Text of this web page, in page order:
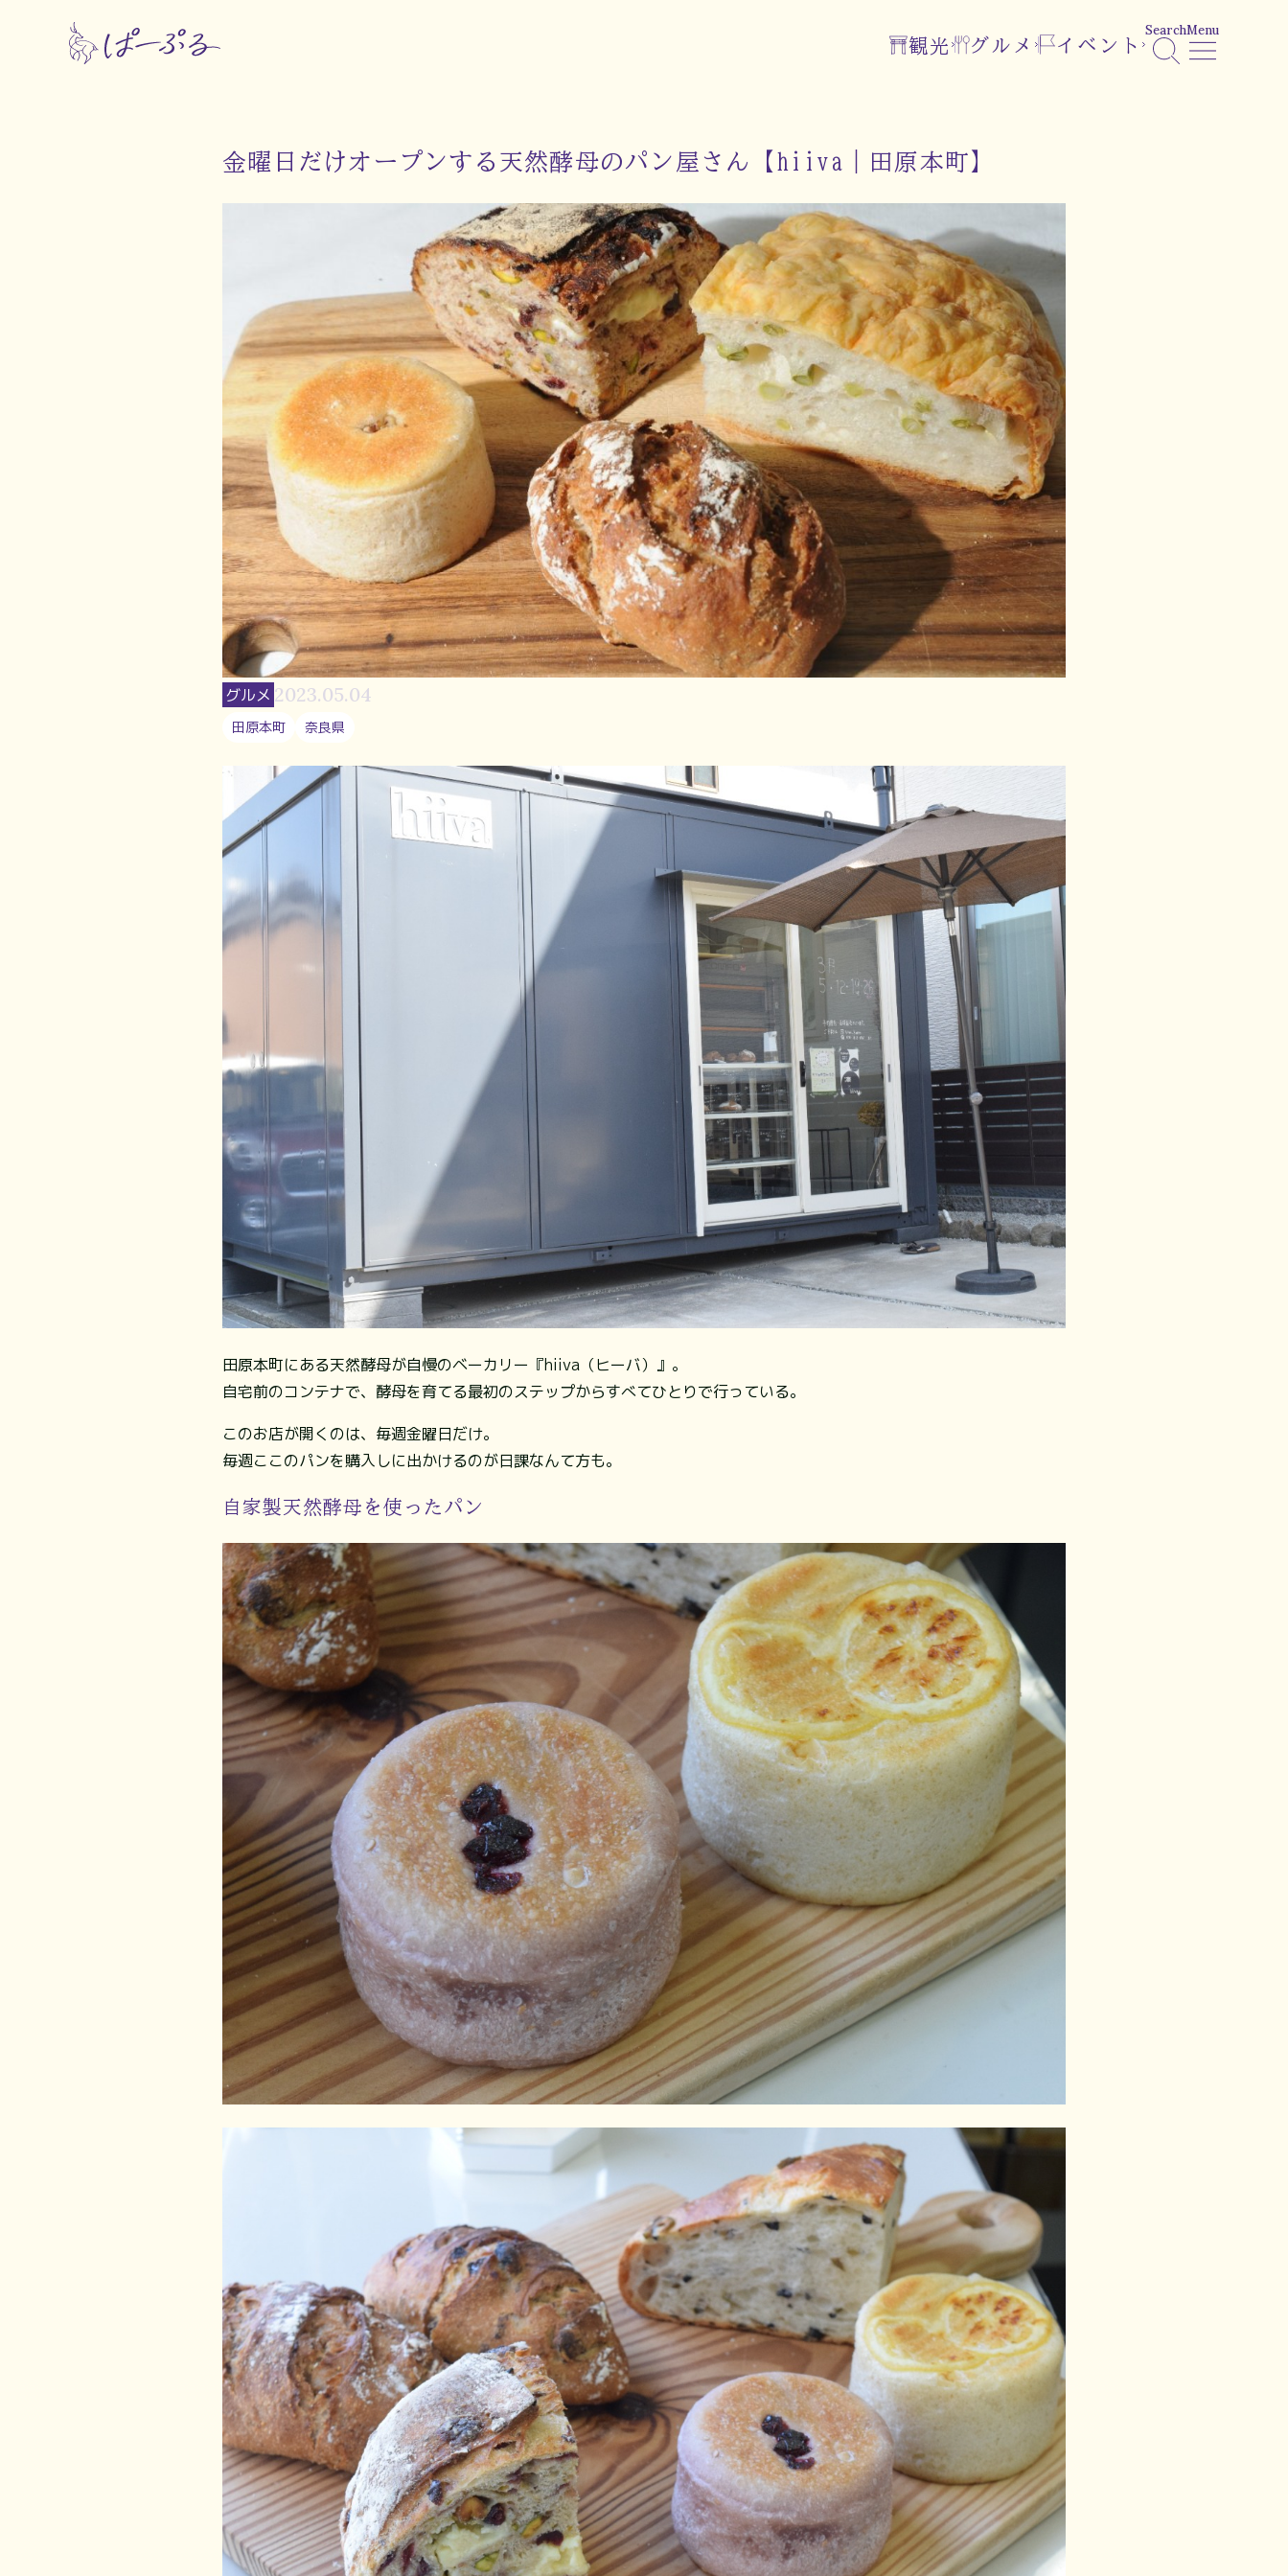
観光 グルメ イベント
SearchMenu
金曜日だけオープンする天然酵母のパン屋さん【hiiva｜田原本町】
グルメ 2023.05.04
田原本町 奈良県
田原本町にある天然酵母が自慢のベーカリー『hiiva（ヒーバ）』。
自宅前のコンテナで、酵母を育てる最初のステップからすべてひとりで行っている。
このお店が開くのは、毎週金曜日だけ。
毎週ここのパンを購入しに出かけるのが日課なんて方も。
自家製天然酵母を使ったパン